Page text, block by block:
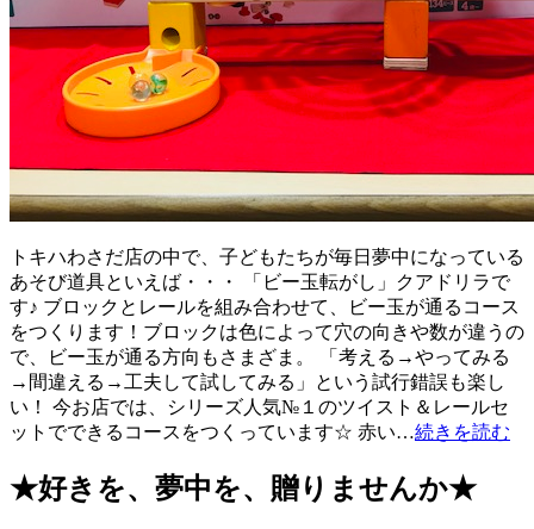
トキハわさだ店の中で、子どもたちが毎日夢中になっている
あそび道具といえば・・・ 「ビー玉転がし」クアドリラで
す♪ ブロックとレールを組み合わせて、ビー玉が通るコース
をつくります！ブロックは色によって穴の向きや数が違うの
で、ビー玉が通る方向もさまざま。 「考える→やってみる
→間違える→工夫して試してみる」という試行錯誤も楽し
い！ 今お店では、シリーズ人気№１のツイスト＆レールセ
ットでできるコースをつくっています☆ 赤い…続きを読む
★好きを、夢中を、贈りませんか★